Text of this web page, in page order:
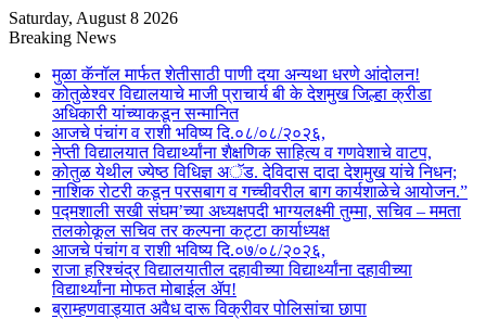
Saturday, August 8 2026
Breaking News
मुळा कॅनॉल मार्फत शेतीसाठी पाणी दया अन्यथा धरणे आंदोलन!
कोतुळेश्वर विद्यालयाचे माजी प्राचार्य बी के देशमुख जिल्हा क्रीडा
अधिकारी यांच्याकडून सन्मानित
आजचे पंचांग व राशी भविष्य दि.०८/०८/२०२६,
नेप्ती विद्यालयात विद्यार्थ्यांना शैक्षणिक साहित्य व गणवेशाचे वाटप,
कोतुळ येथील ज्येष्ठ विधिज्ञ अॅड. देविदास दादा देशमुख यांचे निधन;
नाशिक रोटरी कडून परसबाग व गच्चीवरील बाग कार्यशाळेचे आयोजन.”
पद्मशाली सखी संघम’च्या अध्यक्षपदी भाग्यलक्ष्मी तुम्मा, सचिव – ममता
तलकोकूल सचिव तर कल्पना कट्टा कार्याध्यक्ष
आजचे पंचांग व राशी भविष्य दि.०७/०८/२०२६,
राजा हरिश्चंद्र विद्यालयातील दहावीच्या विद्यार्थ्यांना दहावीच्या
विद्यार्थ्यांना मोफत मोबाईल ॲप!
ब्राम्हणवाड्यात अवैध दारू विक्रीवर पोलिसांचा छापा